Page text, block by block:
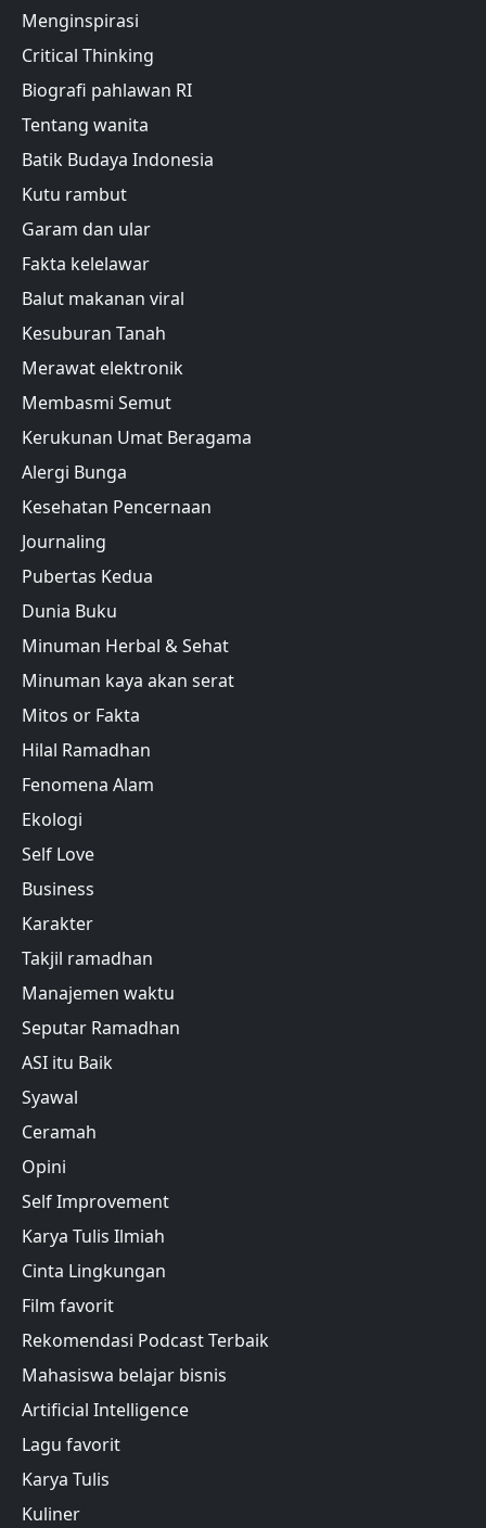
Menginspirasi
Critical Thinking
Biografi pahlawan RI
Tentang wanita
Batik Budaya Indonesia
Kutu rambut
Garam dan ular
Fakta kelelawar
Balut makanan viral
Kesuburan Tanah
Merawat elektronik
Membasmi Semut
Kerukunan Umat Beragama
Alergi Bunga
Kesehatan Pencernaan
Journaling
Pubertas Kedua
Dunia Buku
Minuman Herbal & Sehat
Minuman kaya akan serat
Mitos or Fakta
Hilal Ramadhan
Fenomena Alam
Ekologi
Self Love
Business
Karakter
Takjil ramadhan
Manajemen waktu
Seputar Ramadhan
ASI itu Baik
Syawal
Ceramah
Opini
Self Improvement
Karya Tulis Ilmiah
Cinta Lingkungan
Film favorit
Rekomendasi Podcast Terbaik
Mahasiswa belajar bisnis
Artificial Intelligence
Lagu favorit
Karya Tulis
Kuliner